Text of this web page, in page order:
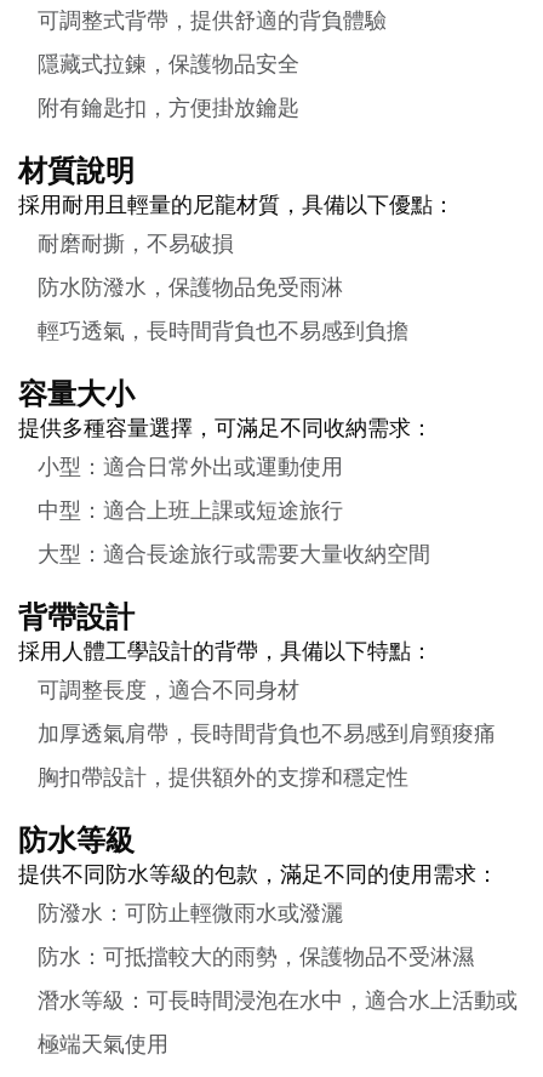
可調整式背帶，提供舒適的背負體驗
隱藏式拉鍊，保護物品安全
附有鑰匙扣，方便掛放鑰匙
材質說明
採用耐用且輕量的尼龍材質，具備以下優點：
耐磨耐撕，不易破損
防水防潑水，保護物品免受雨淋
輕巧透氣，長時間背負也不易感到負擔
容量大小
提供多種容量選擇，可滿足不同收納需求：
小型：適合日常外出或運動使用
中型：適合上班上課或短途旅行
大型：適合長途旅行或需要大量收納空間
背帶設計
採用人體工學設計的背帶，具備以下特點：
可調整長度，適合不同身材
加厚透氣肩帶，長時間背負也不易感到肩頸痠痛
胸扣帶設計，提供額外的支撐和穩定性
防水等級
提供不同防水等級的包款，滿足不同的使用需求：
防潑水：可防止輕微雨水或潑灑
防水：可抵擋較大的雨勢，保護物品不受淋濕
潛水等級：可長時間浸泡在水中，適合水上活動或
極端天氣使用